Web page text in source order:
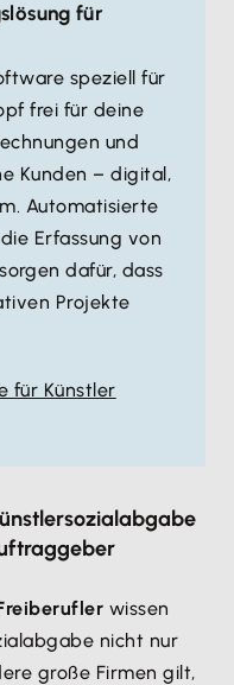
für
speziell für
frei für deine
und
Kunden – digital,
Automatisierte
Erfassung von
dafür, dass
Projekte
für Künstler
wissen
nicht nur
große Firmen gilt,